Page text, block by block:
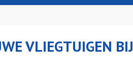
VLIEGTUIGEN BIJ